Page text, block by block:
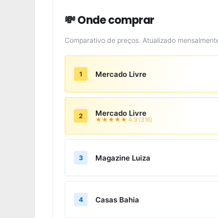
💸 Onde comprar
Comparativo de preços. Atualizado
1 Mercado Livre
2 Mercado Livre
★★★★★ 4.9 (316)
3 Magazine Luiza
4 Casas Bahia